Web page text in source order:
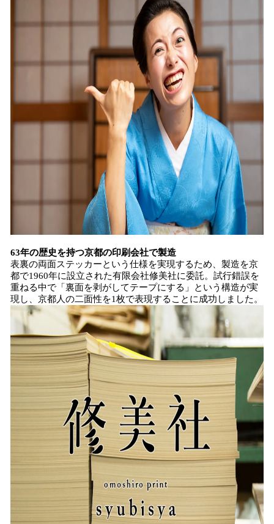
63年の歴史を持つ京都の印刷会社で製造
表裏の両面ステッカーという仕様を実現するため、製造を京
都で1960年に設立された有限会社修美社に委託。試行錯誤を
重ねる中で「裏面を剥がしてテープにする」という構造が実
現し、京都人の二面性を1枚で表現することに成功しました。